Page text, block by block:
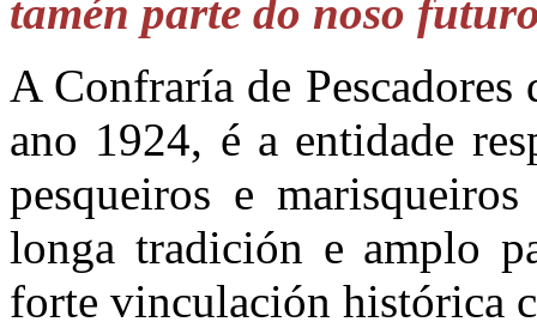
tamén parte do noso
A Confraría de
ano 1924, é a entidade
pesqueiros e
longa tradición e amplo
forte vinculación histórica